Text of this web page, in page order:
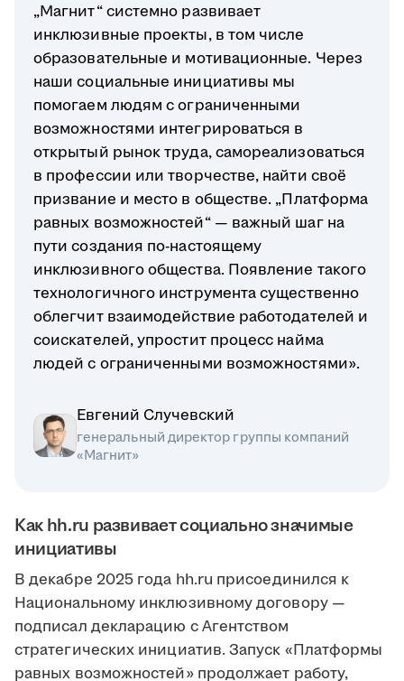
„Магнит“ системно развивает
инклюзивные проекты, в том числе
образовательные и мотивационные. Через
наши социальные инициативы мы
помогаем людям с ограниченными
возможностями интегрироваться в
открытый рынок труда, самореализоваться
в профессии или творчестве, найти своё
призвание и место в обществе. „Платформа
равных возможностей“ — важный шаг на
пути создания по-настоящему
инклюзивного общества. Появление такого
технологичного инструмента существенно
облегчит взаимодействие работодателей и
соискателей, упростит процесс найма
людей с ограниченными возможностями».
Евгений Случевский
генеральный директор группы компаний
«Магнит»
Как hh.ru развивает социально значимые
инициативы
В декабре 2025 года hh.ru присоединился к
Национальному инклюзивному договору —
подписал декларацию с Агентством
стратегических инициатив. Запуск «Платформы
равных возможностей» продолжает работу,